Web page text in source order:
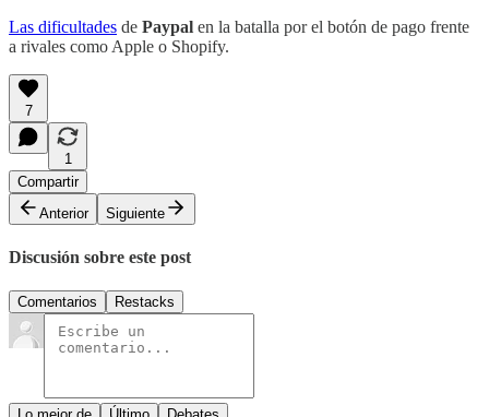
Las dificultades de Paypal en la batalla por el botón de pago frente
a rivales como Apple o Shopify.
7
1
Compartir
Anterior
Siguiente
Discusión sobre este post
Comentarios Restacks